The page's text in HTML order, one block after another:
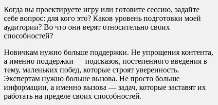
Когда вы проектируете игру или готовите сессию, задайте
себе вопрос: для кого это? Каков уровень подготовки моей
аудитории? Во что они верят относительно своих
способностей?
Новичкам нужно больше поддержки. Не упрощения контента,
а именно поддержки — подсказок, постепенного введения в
тему, маленьких побед, которые строят уверенность.
Экспертам нужно больше вызова. Не просто больше
информации, а именно вызова — задач, которые заставят их
работать на пределе своих способностей.